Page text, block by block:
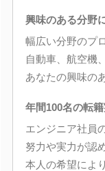
興味のある分野
幅広い分野のプ
自動車、航空機
あなたの興味の
年間100名の転
エンジニア社員
努力や実力が認
本人の希望によ